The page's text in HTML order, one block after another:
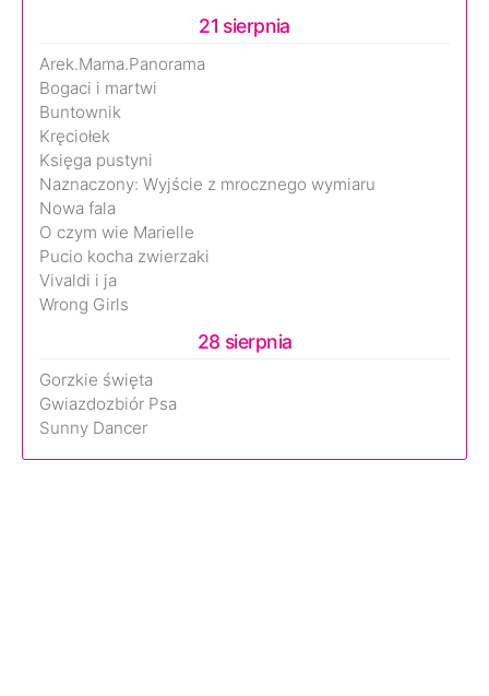
21 sierpnia
Arek.Mama.Panorama
Bogaci i martwi
Buntownik
Kręciołek
Księga pustyni
Naznaczony: Wyjście z mrocznego wymiaru
Nowa fala
O czym wie Marielle
Pucio kocha zwierzaki
Vivaldi i ja
Wrong Girls
28 sierpnia
Gorzkie święta
Gwiazdozbiór Psa
Sunny Dancer